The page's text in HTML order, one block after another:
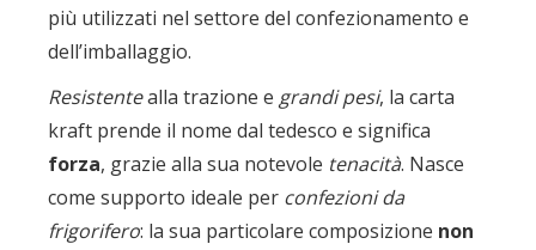
più utilizzati nel settore del confezionamento e
dell’imballaggio.
Resistentealla trazione e grandi pesi, la carta
kraft prende il nome dal tedesco e significa
forza, grazie alla sua notevole tenacità. Nasce
come supporto ideale per confezioni da
frigorifero: la sua particolare composizione non